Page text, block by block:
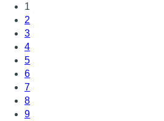
1
2
3
4
5
6
7
8
9